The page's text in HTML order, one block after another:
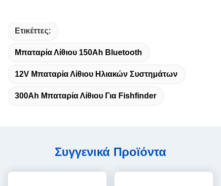
Ετικέττες:
Μπαταρία Λίθιου 150Ah Bluetooth
12V Μπαταρία Λίθιου Ηλιακών Συστημάτων
300Ah Μπαταρία Λίθιου Για Fishfinder
Συγγενικά Προϊόντα